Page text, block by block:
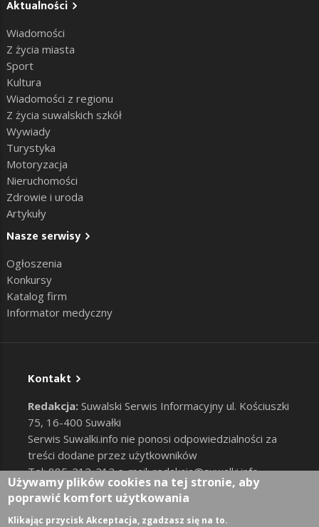
Aktualności
Wiadomości
Z życia miasta
Sport
Kultura
Wiadomości z regionu
Z życia suwalskich szkół
Wywiady
Turystyka
Motoryzacja
Nieruchomości
Zdrowie i uroda
Artykuły
Nasze serwisy
Ogłoszenia
Konkursy
Katalog firm
Informator medyczny
Kontakt
Redakcja: Suwalski Serwis Informacyjny ul. Kościuszki
75, 16-400 Suwałki
Serwis Suwalki.info nie ponosi odpowiedzialności za
treści dodane przez użytkowników
Tel: 885-212-212 e-mail:redakcja@suwalki.info,
reklama@suwalki.info
RODO |Cookies
Zaloguj
Używamy plików cookies na tej stronie, aby
poprawić komfort użytkowania
Klikając przycisk Akceptacja, zgadzasz się na to.